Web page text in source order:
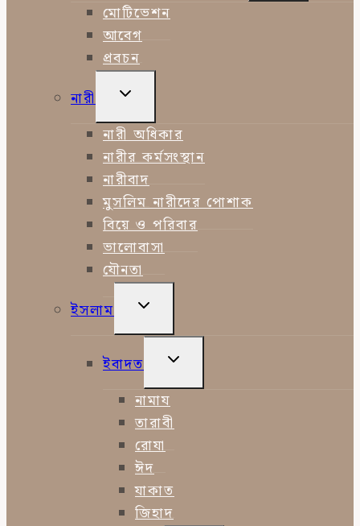
মোটিভেশন
আবেগ
প্রবচন
নারী
TOGGLE
MENU
নারী অধিকার
নারীর কর্মসংস্থান
নারীবাদ
মুসলিম নারীদের পোশাক
বিয়ে ও পরিবার
ভালোবাসা
যৌনতা
ইসলাম
TOGGLE
MENU
ইবাদত
TOGGLE
MENU
নামায
তারাবী
রোযা
ঈদ
যাকাত
জিহাদ